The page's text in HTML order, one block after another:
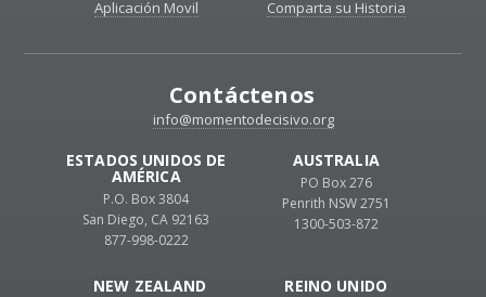
Aplicación Movil
Comparta su Historia
Contáctenos
info@momentodecisivo.org
ESTADOS UNIDOS DE
AMÉRICA
P.O. Box 3804
San Diego, CA 92163
877-998-0222
REINO UNIDO
AUSTRALIA
PO Box 276
Penrith NSW 2751
1300-503-872
NEW ZEALAND